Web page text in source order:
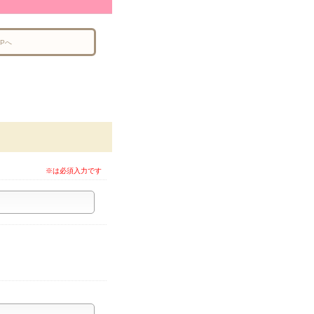
へ
※は必須入力です